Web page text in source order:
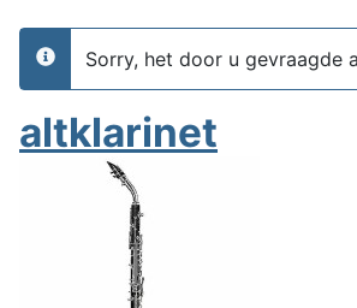
info
Sorry, het door u gevraagde
altklarinet